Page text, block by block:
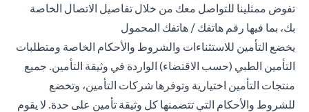
تفوض ممثلينا للتواصل معك من خلال تفاصيل الاتصال الخاصة
بك، بما فيها رقم هاتفك / هاتفك المحمول
يخضع التأمين للاستثناءات والشروط والأحكام الخاصة ومتطلبات
التأمين الطبي (حسب الاقتضاء) الواردة في وثيقة التأمين. جميع
منتجات التأمين اختيارية وتوفرها شركات التأمين، وتخضع
للشروط والأحكام التي تتضمنها كل وثيقة تأمين على حدة. لا يقوم